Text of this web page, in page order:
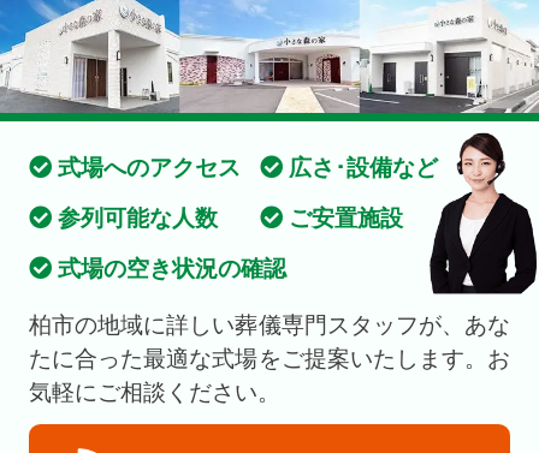
式場へのアクセス
広さ･設備など
参列可能な人数
ご安置施設
式場の空き状況の確認
柏市の地域に詳しい葬儀専門スタッフが、あな
たに合った最適な式場をご提案いたします。お
気軽にご相談ください。